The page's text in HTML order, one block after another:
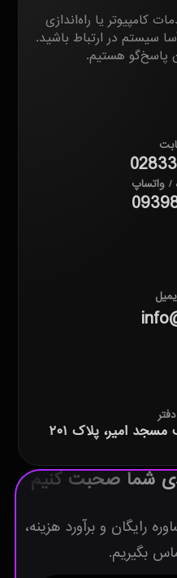
کامپیوتر یا راه‌اندازی
سیستم در ارتباط باشید.
پاسخ‌گو هستیم.
/ واتساپ
امیر، پلاک ۲۰۱
شما صحبت کنیم
رایگان و برآورد هزینه،
بگیریم.